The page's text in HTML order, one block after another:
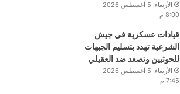
الأربعاء, 5 أغسطس 2026 -
8:00 م
قيادات عسكرية في جيش
الشرعية تهدد بتسليم الجبهات
للحوثيين وتصعد ضد العقيلي
الأربعاء, 5 أغسطس 2026 -
7:45 م